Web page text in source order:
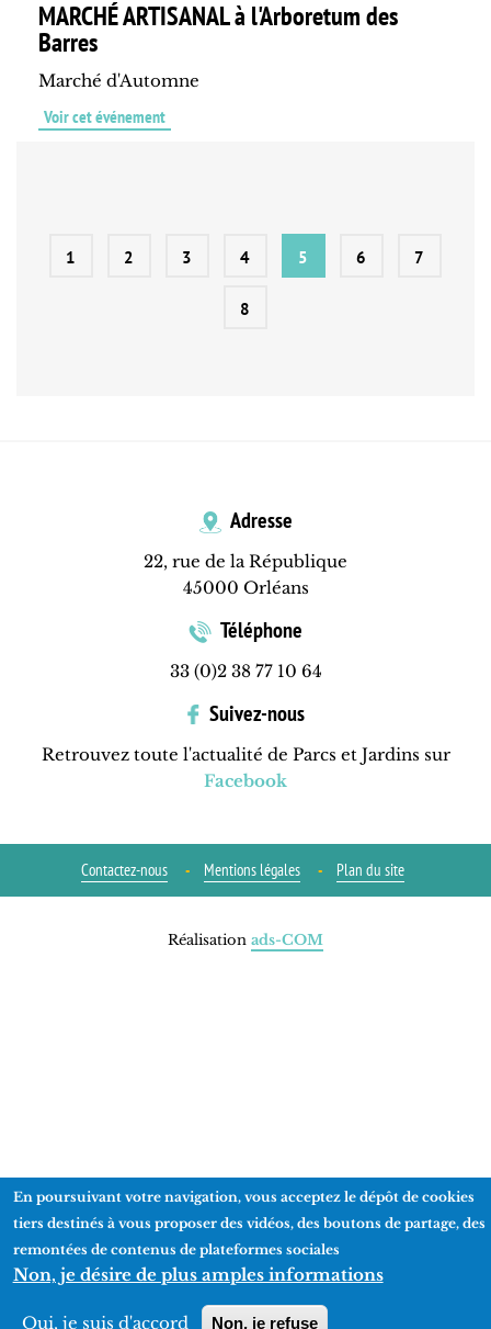
MARCHÉ ARTISANAL à l'Arboretum des
Barres
Marché d'Automne
Voir cet événement
1 2 3 4 5 6 7
8
Adresse
22, rue de la République
45000 Orléans
Téléphone
33 (0)2 38 77 10 64
Suivez-nous
Retrouvez toute l'actualité de Parcs et Jardins sur
Facebook
Contactez-nous Mentions légales Plan du site
Réalisation ads-COM
En poursuivant votre navigation, vous acceptez le dépôt de cookies
tiers destinés à vous proposer des vidéos, des boutons de partage, des
remontées de contenus de plateformes sociales
Non, je désire de plus amples informations
Oui, je suis d'accord Non, je refuse